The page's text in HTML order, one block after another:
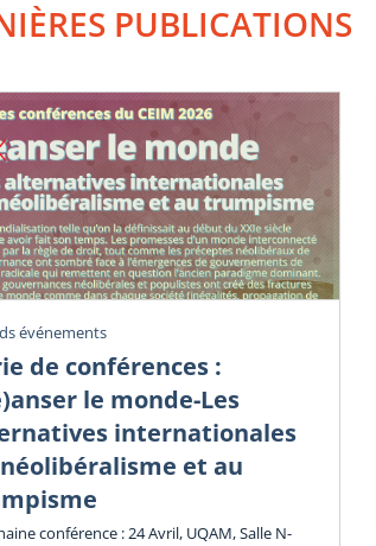
PUBLICATIONS
événements
de conférences :
le monde-Les
internationales
et au
conférence : 24 Avril, UQAM, Salle N-